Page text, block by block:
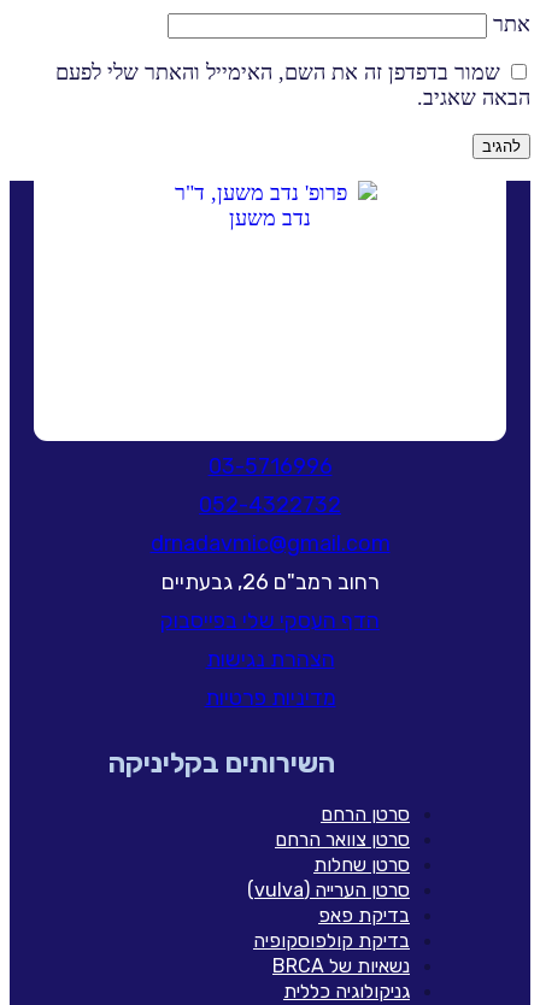
אתר
שמור בדפדפן זה את השם, האימייל והאתר שלי לפעם
הבאה שאגיב.
03-5716996
052-4322732
drnadavmic@gmail.com
רחוב רמב"ם 26, גבעתיים
הדף העסקי שלי בפייסבוק
הצהרת נגישות
מדיניות פרטיות
השירותים בקליניקה
סרטן הרחם
סרטן צוואר הרחם
סרטן שחלות
סרטן הערייה (vulva)
בדיקת פאפ
בדיקת קולפוסקופיה
נשאיות של BRCA
גניקולוגיה כללית